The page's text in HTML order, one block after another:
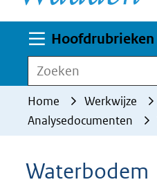
website
worden
toegestaan
geweigerd.
Hoofdrubrieken
Zoeken
Home
Werkwijze
Analysedocumenten
Waterbodem